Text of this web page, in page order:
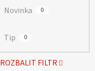
Novinka 0
Tip 0
ROZBALIT FILTR